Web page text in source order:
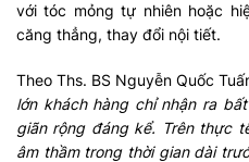
với tóc mỏng tự nhiên hoặc
căng thẳng, thay đổi nội tiết.
Theo Ths. BS Nguyễn Quốc
lớn khách hàng chỉ nhận ra
giãn rộng đáng kể. Trên thực
âm thầm trong thời gian dài